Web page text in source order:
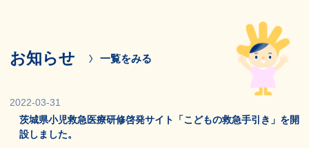
お知らせ 一覧をみる
2022-03-31
茨城県小児救急医療研修啓発サイト「こどもの救急手引き」を開
設しました。